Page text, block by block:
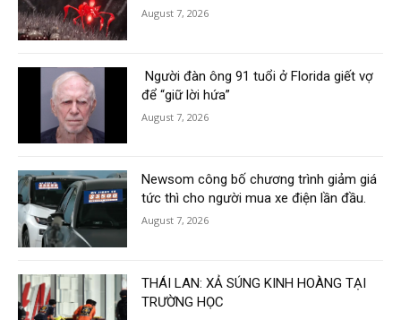
August 7, 2026
Người đàn ông 91 tuổi ở Florida giết vợ
để “giữ lời hứa”
August 7, 2026
Newsom công bố chương trình giảm giá
tức thì cho người mua xe điện lần đầu.
August 7, 2026
THÁI LAN: XẢ SÚNG KINH HOÀNG TẠI
TRƯỜNG HỌC